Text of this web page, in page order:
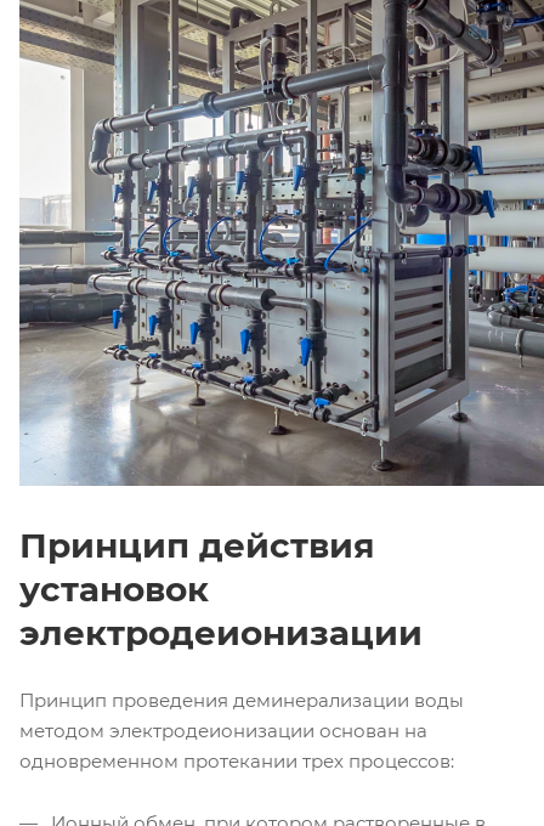
Принцип действия
установок
электродеионизации
Принцип проведения деминерализации воды
методом электродеионизации основан на
одновременном протекании трех процессов: